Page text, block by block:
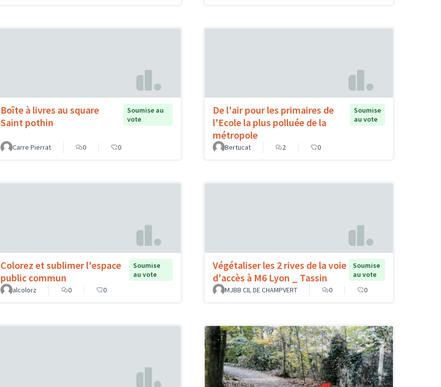
Boîte à livres au square
Saint pothin
Soumise au
vote
Carre Pierrat 0 0
De l'air pour les primaires de
l'Ecole la plus polluée de la
métropole
Soumise
au vote
Bertucat 2 0
Colorez et sublimer l'espace
public commun
Soumise
au vote
alcolorz
0 0
Végétaliser les 2 rives de la voie
d'accès à M6 Lyon _ Tassin
Soumise
au vote
MJBB CIL DE CHAMPVERT
0 0